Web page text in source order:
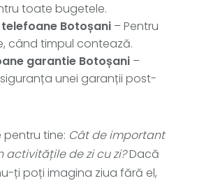
toate bugetele.
Botoșani – Pentru
când timpul contează.
garantie Botoșani –
unei garanții post-
pentru tine: Cât de important
activitățile de zi cu zi?Dacă
ți poți imagina ziua fără el,